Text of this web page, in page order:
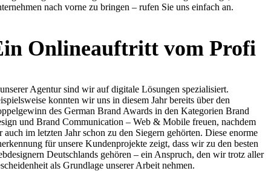
nach vorne zu bringen – rufen Sie uns einfach an.
Onlineauftritt vom Profi
Agentur sind wir auf digitale Lösungen spezialisiert.
konnten wir uns in diesem Jahr bereits über den
des German Brand Awards in den Kategorien Brand
und Brand Communication – Web & Mobile freuen, nachdem
auch im letzten Jahr schon zu den Siegern gehörten. Diese enorme
für unsere Kundenprojekte zeigt, dass wir zu den besten
Deutschlands gehören – ein Anspruch, den wir trotz aller
als Grundlage unserer Arbeit nehmen.